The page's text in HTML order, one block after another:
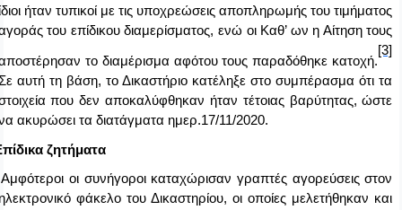
ήταν τυπικοί με τις υποχρεώσεις αποπληρωμής του τιμήματος
του επίδικου διαμερίσματος, ενώ οι Καθ’ ων η Αίτηση τους
το διαμέρισμα αφότου τους παραδόθηκε κατοχή.
[3]
αυτή τη βάση, το Δικαστήριο κατέληξε στο συμπέρασμα ότι τα
που δεν αποκαλύφθηκαν ήταν τέτοιας βαρύτητας, ώστε
ακυρώσει τα διατάγματα ημερ.17/11/2020.
ζητήματα
Αμφότεροι οι συνήγοροι καταχώρισαν γραπτές αγορεύσεις στον
φάκελο του Δικαστηρίου, οι οποίες μελετήθηκαν και